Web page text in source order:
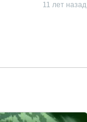
11 лет назад